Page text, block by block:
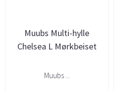
Muubs Multi-hylle
Chelsea L Mørkbeiset
Muubs ...